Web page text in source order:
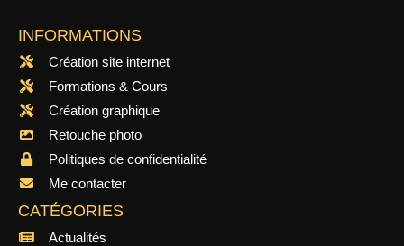
INFORMATIONS
Création site internet
Formations & Cours
Création graphique
Retouche photo
Politiques de confidentialité
Me contacter
CATÉGORIES
Actualités